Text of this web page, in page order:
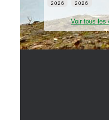
2026 2026
Voir tous les